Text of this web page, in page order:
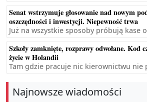
Senat wstrzymuje głosowanie nad nowym
oszczędności i inwestycji. Niepewność trwa
Już na wszystkie sposoby próbują kase
Szkoły zamknięte, rozprawy odwołane. Kod
życie w Holandii
Tam gdzie pracuje nic kierownictwu nie
Najnowsze wiadomości